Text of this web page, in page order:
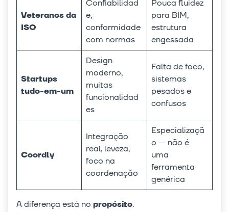
Veteranos da
ISO
Confiabilidad
e,
conformidade
com normas
Pouca fluidez
para BIM,
estrutura
engessada
Startups
tudo-em-um
Design
moderno,
muitas
funcionalidad
es
Falta de foco,
sistemas
pesados e
confusos
Coordly
Integração
real, leveza,
foco na
coordenação
Especializaçã
o — não é
uma
ferramenta
genérica
A diferença está no propósito.